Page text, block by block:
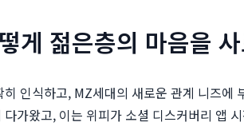
게 젊은층의 마음을
인식하고, MZ세대의 새로운 관계 니즈
다가왔고, 이는 위피가 소셜 디스커버리 앱